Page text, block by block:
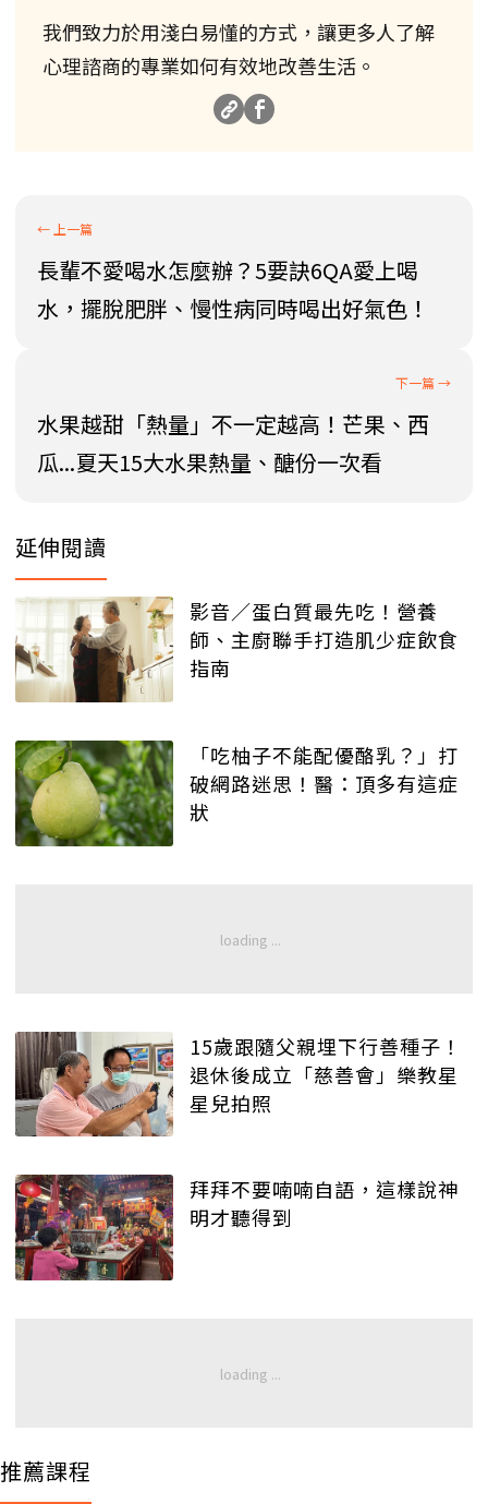
我們致力於用淺白易懂的方式，讓更多人了解
心理諮商的專業如何有效地改善生活。
長輩不愛喝水怎麼辦？5要訣6QA愛上喝
水，擺脫肥胖、慢性病同時喝出好氣色！
水果越甜「熱量」不一定越高！芒果、西
瓜...夏天15大水果熱量、醣份一次看
延伸閱讀
影音／蛋白質最先吃！營養
師、主廚聯手打造肌少症飲食
指南
「吃柚子不能配優酪乳？」打
破網路迷思！醫：頂多有這症
狀
15歲跟隨父親埋下行善種子！
退休後成立「慈善會」樂教星
星兒拍照
拜拜不要喃喃自語，這樣說神
明才聽得到
推薦課程